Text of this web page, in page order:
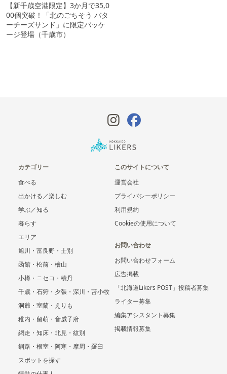
【新千歳空港限定】3か月で35,0
00個突破！「北のごちそう バタ
ーチーズサンド」に限定パッケ
ージ登場（千歳市）
カテゴリー
食べる
出かける／楽しむ
学ぶ／知る
暮らす
エリア
旭川・富良野・士別
函館・松前・檜山
小樽・ニセコ・積丹
千歳・石狩・夕張・深川・苫小牧
洞爺・室蘭・えりも
稚内・留萌・音威子府
網走・知床・北見・紋別
釧路・根室・阿寒・摩周・羅臼
スポットを探す
このサイトについて
運営会社
プライバシーポリシー
利用規約
Cookieの使用について
お問い合わせ
お問い合わせフォーム
広告掲載
「北海道Likers POST」投稿者募集
ライター募集
編集アシスタント募集
掲載情報募集